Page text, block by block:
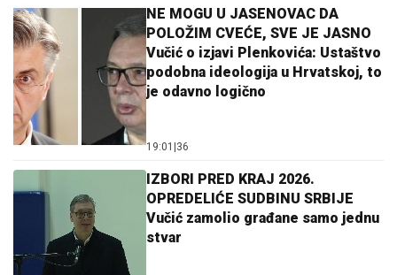
NE MOGU U JASENOVAC DA
POLOŽIM CVEĆE, SVE JE JASNO
Vučić o izjavi Plenkovića: Ustaštvo
podobna ideologija u Hrvatskoj, to
je odavno logično
19:01 36
IZBORI PRED KRAJ 2026.
OPREDELIĆE SUDBINU SRBIJE
Vučić zamolio građane samo jednu
stvar